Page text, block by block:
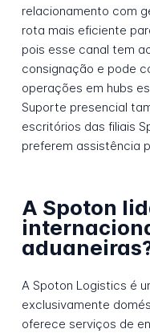
relacionamento com
rota mais eficiente
pois esse canal tem
consignação e pode
operações em hubs
Suporte presencial
escritórios das filiais
preferem assistência
A Spoton
A Spoton Logistics é
exclusivamente
oferece serviços de